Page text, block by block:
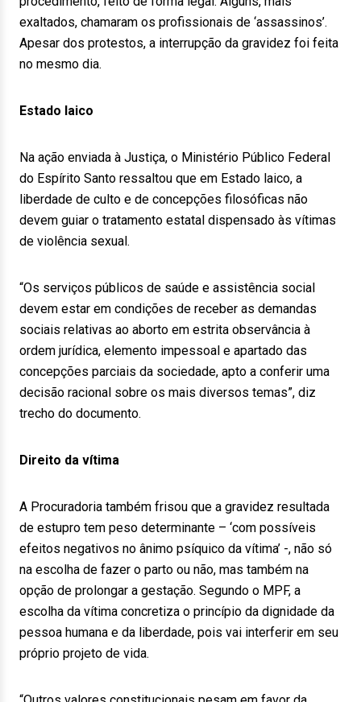
exaltados, chamaram os profissionais de ‘assassinos’.
Apesar dos protestos, a interrupção da gravidez foi feita
no mesmo dia.
Estado laico
Na ação enviada à Justiça, o Ministério Público Federal
do Espírito Santo ressaltou que em Estado laico, a
liberdade de culto e de concepções filosóficas não
devem guiar o tratamento estatal dispensado às vítimas
de violência sexual.
“Os serviços públicos de saúde e assistência social
devem estar em condições de receber as demandas
sociais relativas ao aborto em estrita observância à
ordem jurídica, elemento impessoal e apartado das
concepções parciais da sociedade, apto a conferir uma
decisão racional sobre os mais diversos temas”, diz
trecho do documento.
Direito da vítima
A Procuradoria também frisou que a gravidez resultada
de estupro tem peso determinante – ‘com possíveis
efeitos negativos no ânimo psíquico da vítima’ -, não só
na escolha de fazer o parto ou não, mas também na
opção de prolongar a gestação. Segundo o MPF, a
escolha da vítima concretiza o princípio da dignidade da
pessoa humana e da liberdade, pois vai interferir em seu
próprio projeto de vida.